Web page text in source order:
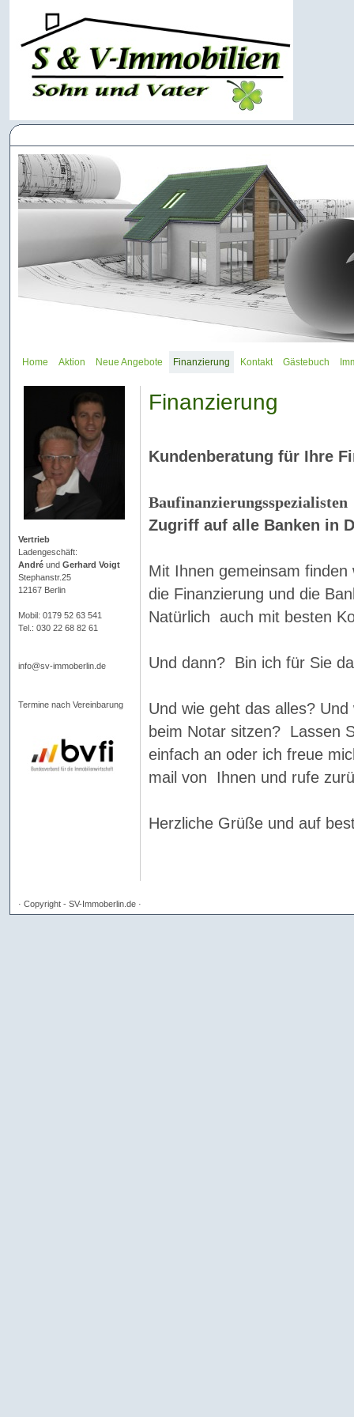
Home Aktion Neue Angebote Finanzierung Kontakt Gästebuch
Vertrieb
Ladengeschäft:
Andréund Gerhard Voigt
Stephanstr.25
12167 Berlin
Mobil: 0179 52 63 541
Tel.: 030 22 68 82 61
info@sv-immoberlin.de
Termine nach Vereinbarung
Finanzierung
Kundenberatung für Ihre
Baufinanzierungsspezialisten
Zugriff auf alle Banken in
Mit Ihnen gemeinsam
die Finanzierung und die
Natürlich auch mit besten
Und dann? Bin ich für Sie
Und wie geht das alles?
beim Notar sitzen? Lassen
einfach an oder ich freue
mail von Ihnen und rufe
Herzliche Grüße und auf
· Copyright - SV-Immoberlin.de ·